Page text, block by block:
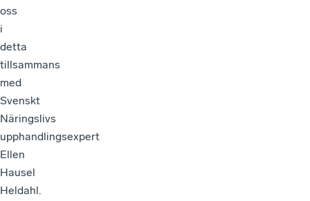
oss
i
detta
tillsammans
med
Svenskt
Näringslivs
upphandlingsexpert
Ellen
Hausel
Heldahl.